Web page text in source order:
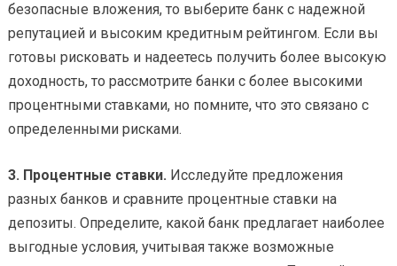
безопасные вложения, то выберите банк с надежной
репутацией и высоким кредитным рейтингом. Если вы
готовы рисковать и надеетесь получить более высокую
доходность, то рассмотрите банки с более высокими
процентными ставками, но помните, что это связано с
определенными рисками.
3. Процентные ставки. Исследуйте предложения
разных банков и сравните процентные ставки на
депозиты. Определите, какой банк предлагает наиболее
выгодные условия, учитывая также возможные